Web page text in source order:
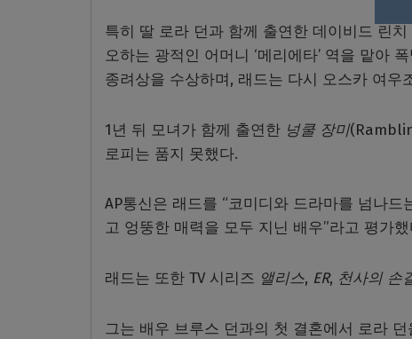
특히 딸 로라 던과 함께 출연한 데이비드 린치
오하는 광적인 어머니 ‘메리에타’ 역을 맡아
종려상을 수상하며, 래드는 다시 오스카 여우
1년 뒤 모녀가 함께 출연한 넝쿨 장미
로피는 품지 못했다.
AP통신은 래드를 “코미디와 드라마를 넘나
고 엉뚱한 매력을 모두 지닌 배우”라고 평가했
래드는 또한 TV 시리즈 앨리스, ER, 천사의 손
그는 배우 브루스 던과의 첫 결혼에서 로라